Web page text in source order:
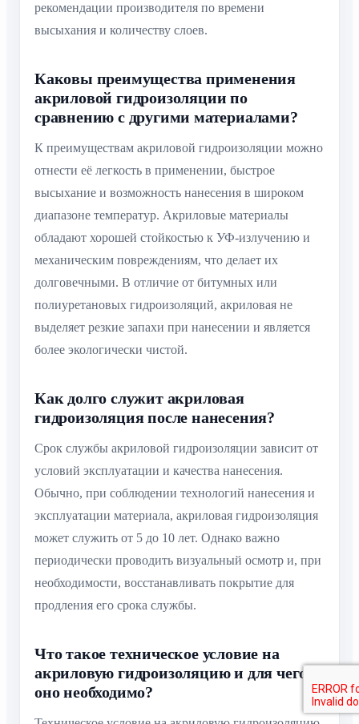
рекомендации производителя по времени
высыхания и количеству слоев.
Каковы преимущества применения
акриловой гидроизоляции по
сравнению с другими материалами?
К преимуществам акриловой гидроизоляции можно
отнести её легкость в применении, быстрое
высыхание и возможность нанесения в широком
диапазоне температур. Акриловые материалы
обладают хорошей стойкостью к УФ-излучению и
механическим повреждениям, что делает их
долговечными. В отличие от битумных или
полиуретановых гидроизоляций, акриловая не
выделяет резкие запахи при нанесении и является
более экологически чистой.
Как долго служит акриловая
гидроизоляция после нанесения?
Срок службы акриловой гидроизоляции зависит от
условий эксплуатации и качества нанесения.
Обычно, при соблюдении технологий нанесения и
эксплуатации материала, акриловая гидроизоляция
может служить от 5 до 10 лет. Однако важно
периодически проводить визуальный осмотр и, при
необходимости, восстанавливать покрытие для
продления его срока службы.
Что такое техническое условие на
акриловую гидроизоляцию и для чего
оно необходимо?